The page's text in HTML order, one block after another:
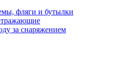
фляги и бутылки
за снаряжением